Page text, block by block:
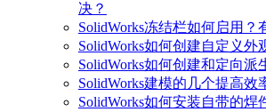
决？
SolidWorks冻结栏如何启用？
SolidWorks如何创建自定义外
SolidWorks如何创建和定向派
SolidWorks建模的几个提高效
SolidWorks如何安装自带的焊